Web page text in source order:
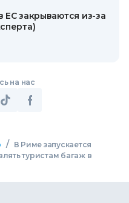
ЕС закрываются из-за
на нас
/
В Риме запускается
туристам багаж в